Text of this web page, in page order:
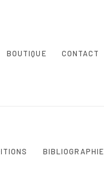
BOUTIQUE CONTACT
BIBLIOGRAPHIE